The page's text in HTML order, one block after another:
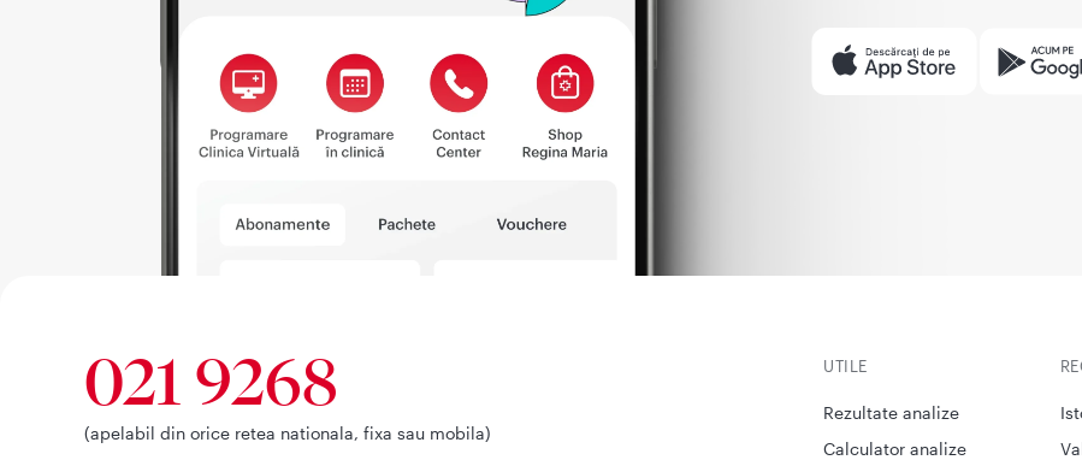
021 9268
(apelabil din orice retea nationala, fixa sau mobila)
UTILE
Rezultate analize
Calculator analize